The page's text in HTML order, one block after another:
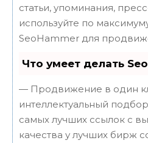
статьи, упоминания,
используйте по
SeoHammer для
Что умеет делать
— Продвижение в один
интеллектуальный
самых лучших ссылок с
качества у лучших бирж